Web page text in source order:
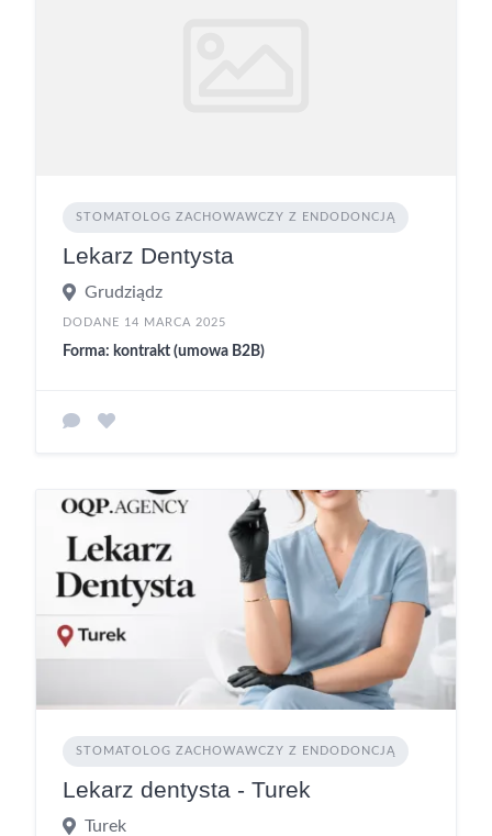
STOMATOLOG ZACHOWAWCZY Z ENDODONCJĄ
Lekarz Dentysta
Grudziądz
DODANE 14 MARCA 2025
Forma: kontrakt (umowa B2B)
STOMATOLOG ZACHOWAWCZY Z ENDODONCJĄ
Lekarz dentysta - Turek
Turek